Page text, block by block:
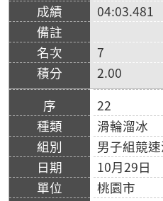
04:03.481
7
2.00
22
滑輪溜冰
男子組競
10月29日
桃園市